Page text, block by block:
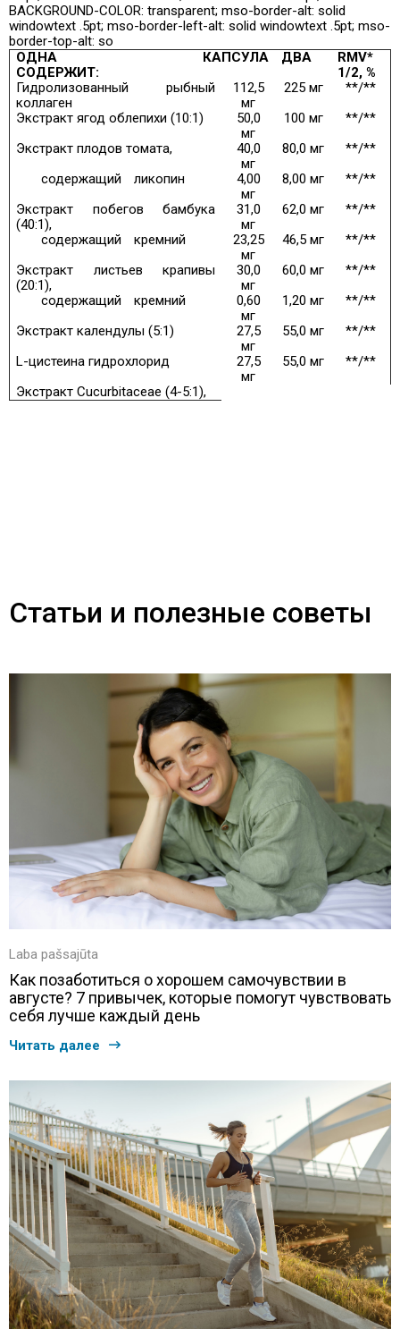
BACKGROUND-COLOR: transparent; mso-border-alt: solid
windowtext .5pt; mso-border-left-alt: solid windowtext .5pt; mso-
border-top-alt: so
ОДНА КАПСУЛА
СОДЕРЖИТ:
ДВА
RMV*
1/2, %
Гидролизованный рыбный
коллаген
112,5
мг
225 мг
**/**
Экстракт ягод облепихи (10:1)
50,0
мг
100 мг
**/**
Экстракт плодов томата,
40,0
мг
80,0 мг
**/**
содержащий
ликопин
4,00
мг
8,00 мг
**/**
Экстракт побегов бамбука
(40:1),
31,0
мг
62,0 мг
**/**
содержащий
кремний
23,25
мг
46,5 мг
**/**
Экстракт листьев крапивы
(20:1),
30,0
мг
60,0 мг
**/**
содержащий
кремний
0,60
мг
1,20 мг
**/**
Экстракт календулы (5:1)
27,5
мг
55,0 мг
**/**
L-цистеина гидрохлорид
27,5
мг
55,0 мг
**/**
Экстракт Cucurbitaceae (4-5:1),
Статьи и полезные советы
Laba pašsajūta
Как позаботиться о хорошем самочувствии в
августе? 7 привычек, которые помогут чувствовать
себя лучше каждый день
Читать далее